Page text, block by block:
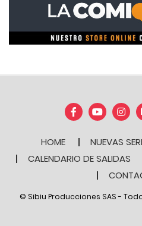
HOME NUEVAS
CALENDARIO DE SALIDAS
© Sibiu Producciones SAS -